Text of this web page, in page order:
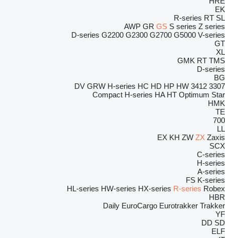
EK
R-series RT SL
AWP GR GS S series Z series
D-series G2200 G2300 G2700 G5000 V-series
GT
XL
GMK RT TMS
D-series
BG
3307
3412
DV GRW H-series HC HD HP HW
Compact H-series HA HT Optimum Star
HMK
TE
700
LL
EX KH ZW ZX Zaxis
SCX
C-series
H-series
A-series
FS K-series
HL-series HW-series HX-series R-series Robex
HBR
Daily EuroCargo Eurotrakker Trakker
YF
DD SD
ELF